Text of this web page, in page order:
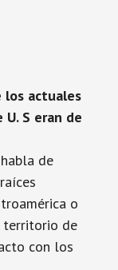
los actuales
U. S eran de
de
o
territorio de
con los